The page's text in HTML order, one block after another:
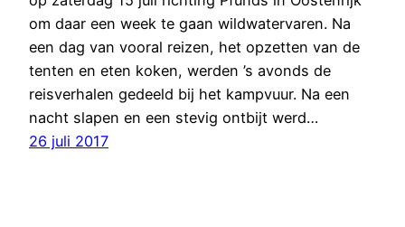
om daar een week te gaan wildwatervaren. Na
een dag van vooral reizen, het opzetten van de
tenten en eten koken, werden ’s avonds de
reisverhalen gedeeld bij het kampvuur. Na een
nacht slapen en een stevig ontbijt werd…
26 juli 2017